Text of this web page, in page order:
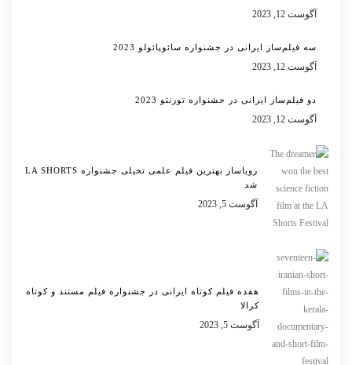
آگوست 12, 2023
سه فیلم‌ساز ایرانی در جشنواره سائوپائولو 2023
آگوست 12, 2023
دو فیلم‌ساز ایرانی در جشنواره تورنتو 2023
آگوست 12, 2023
رویاساز بهترین فیلم علمی تخیلی جشنواره LA SHORTS
شد
آگوست 5, 2023
هفده فیلم کوتاه ایرانی در جشنواره فیلم مستند و کوتاه
کرالا
آگوست 5, 2023